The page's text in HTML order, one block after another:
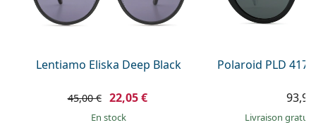
Lentiamo Eliska Deep Black
45,00 € 22,05 €
en stock
Polaroid PLD
Livraison